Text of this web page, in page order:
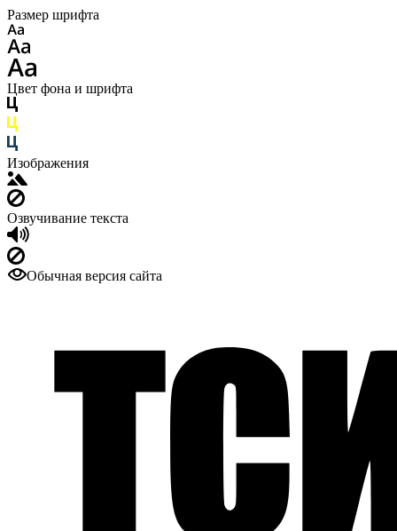
Размер шрифта
Цвет фона и шрифта
Изображения
Озвучивание текста
Обычная версия сайта